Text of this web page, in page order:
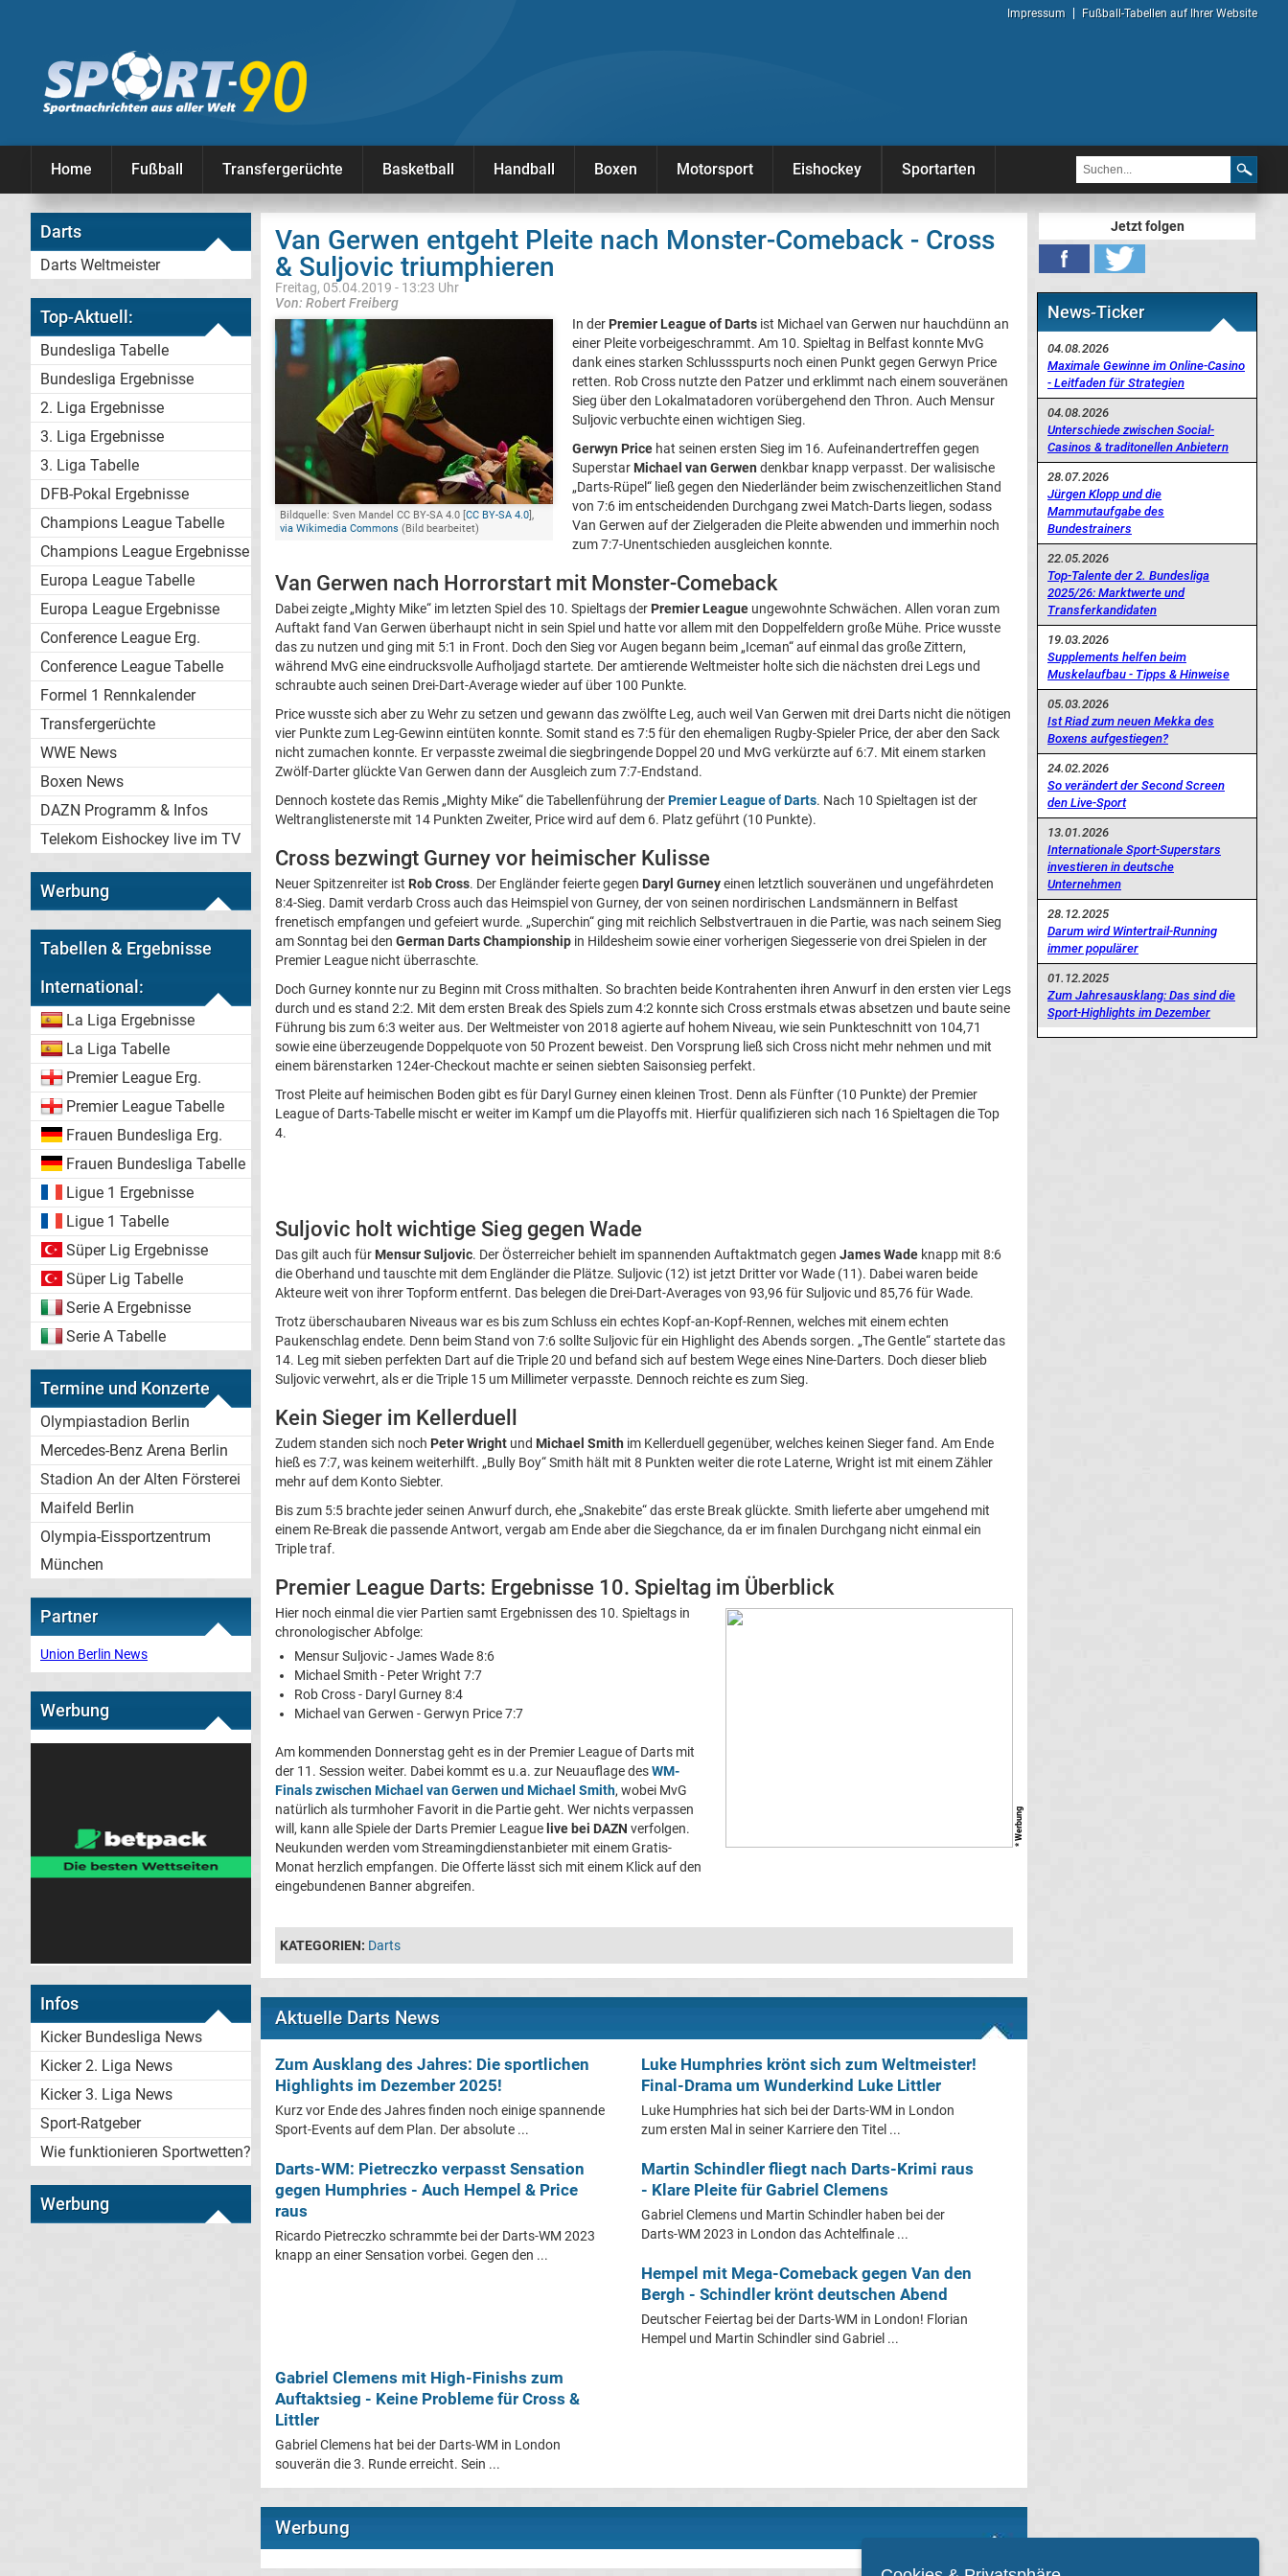
Impressum Fußball-Tabellen auf Ihrer Website
Home Fußball Transfergerüchte Basketball Handball Boxen Motorsport Eishockey Sportarten
Darts
Darts Weltmeister
Top-Aktuell:
Bundesliga Tabelle
Bundesliga Ergebnisse
2. Liga Ergebnisse
3. Liga Ergebnisse
3. Liga Tabelle
DFB-Pokal Ergebnisse
Champions League Tabelle
Champions League Ergebnisse
Europa League Tabelle
Europa League Ergebnisse
Conference League Erg.
Conference League Tabelle
Formel 1 Rennkalender
Transfergerüchte
WWE News
Boxen News
DAZN Programm & Infos
Telekom Eishockey live im TV
Werbung
Tabellen & Ergebnisse
International:
La Liga Ergebnisse
La Liga Tabelle
Premier League Erg.
Premier League Tabelle
Frauen Bundesliga Erg.
Frauen Bundesliga Tabelle
Ligue 1 Ergebnisse
Ligue 1 Tabelle
Süper Lig Ergebnisse
Süper Lig Tabelle
Serie A Ergebnisse
Serie A Tabelle
Termine und Konzerte
Olympiastadion Berlin
Mercedes-Benz Arena Berlin
Stadion An der Alten Försterei
Maifeld Berlin
Olympia-Eissportzentrum
München
Partner
Union Berlin News
Werbung
Infos
Kicker Bundesliga News
Kicker 2. Liga News
Kicker 3. Liga News
Sport-Ratgeber
Wie funktionieren Sportwetten?
Werbung
Van Gerwen entgeht Pleite nach Monster-Comeback - Cross
& Suljovic triumphieren
Freitag, 05.04.2019 - 13:23 Uhr
Von: Robert Freiberg
Bildquelle: Sven Mandel CC BY-SA 4.0 [CC BY-SA 4.0],
via Wikimedia Commons (Bild bearbeitet)
In der Premier League of Darts ist Michael van Gerwen nur hauchdünn an
einer Pleite vorbeigeschrammt. Am 10. Spieltag in Belfast konnte MvG
dank eines starken Schlussspurts noch einen Punkt gegen Gerwyn Price
retten. Rob Cross nutzte den Patzer und erklimmt nach einem souveränen
Sieg über den Lokalmatadoren vorübergehend den Thron. Auch Mensur
Suljovic verbuchte einen wichtigen Sieg.
Gerwyn Price hat seinen ersten Sieg im 16. Aufeinandertreffen gegen
Superstar Michael van Gerwen denkbar knapp verpasst. Der walisische
„Darts-Rüpel“ ließ gegen den Niederländer beim zwischenzeitlichen Stand
von 7:6 im entscheidenden Durchgang zwei Match-Darts liegen, sodass
Van Gerwen auf der Zielgeraden die Pleite abwenden und immerhin noch
zum 7:7-Unentschieden ausgleichen konnte.
Van Gerwen nach Horrorstart mit Monster-Comeback
Dabei zeigte „Mighty Mike“ im letzten Spiel des 10. Spieltags der Premier League ungewohnte Schwächen. Allen voran zum
Auftakt fand Van Gerwen überhaupt nicht in sein Spiel und hatte vor allem mit den Doppelfeldern große Mühe. Price wusste
das zu nutzen und ging mit 5:1 in Front. Doch den Sieg vor Augen begann beim „Iceman“ auf einmal das große Zittern,
während MvG eine eindrucksvolle Aufholjagd startete. Der amtierende Weltmeister holte sich die nächsten drei Legs und
schraubte auch seinen Drei-Dart-Average wieder auf über 100 Punkte.
Price wusste sich aber zu Wehr zu setzen und gewann das zwölfte Leg, auch weil Van Gerwen mit drei Darts nicht die nötigen
vier Punkte zum Leg-Gewinn eintüten konnte. Somit stand es 7:5 für den ehemaligen Rugby-Spieler Price, der aber den Sack
nicht zumachen konnte. Er verpasste zweimal die siegbringende Doppel 20 und MvG verkürzte auf 6:7. Mit einem starken
Zwölf-Darter glückte Van Gerwen dann der Ausgleich zum 7:7-Endstand.
Dennoch kostete das Remis „Mighty Mike“ die Tabellenführung derPremier League of Darts. Nach 10 Spieltagen ist der
Weltranglistenerste mit 14 Punkten Zweiter, Price wird auf dem 6. Platz geführt (10 Punkte).
Cross bezwingt Gurney vor heimischer Kulisse
Neuer Spitzenreiter ist Rob Cross. Der Engländer feierte gegen Daryl Gurneyeinen letztlich souveränen und ungefährdeten
8:4-Sieg. Damit verdarb Cross auch das Heimspiel von Gurney, der von seinen nordirischen Landsmännern in Belfast
frenetisch empfangen und gefeiert wurde. „Superchin“ ging mit reichlich Selbstvertrauen in die Partie, was nach seinem Sieg
am Sonntag bei den German Darts Championship in Hildesheim sowie einer vorherigen Siegesserie von drei Spielen in der
Premier League nicht überraschte.
Doch Gurney konnte nur zu Beginn mit Cross mithalten. So brachten beide Kontrahenten ihren Anwurf in den ersten vier Legs
durch und es stand 2:2. Mit dem ersten Break des Spiels zum 4:2 konnte sich Cross erstmals etwas absetzen und baute seine
Führung bis zum 6:3 weiter aus. Der Weltmeister von 2018 agierte auf hohem Niveau, wie sein Punkteschnitt von 104,71
sowie eine überzeugende Doppelquote von 50 Prozent beweist. Den Vorsprung ließ sich Cross nicht mehr nehmen und mit
einem bärenstarken 124er-Checkout machte er seinen siebten Saisonsieg perfekt.
Trost Pleite auf heimischen Boden gibt es für Daryl Gurney einen kleinen Trost. Denn als Fünfter (10 Punkte) der Premier
League of Darts-Tabelle mischt er weiter im Kampf um die Playoffs mit. Hierfür qualifizieren sich nach 16 Spieltagen die Top
4.
Suljovic holt wichtige Sieg gegen Wade
Das gilt auch für Mensur Suljovic. Der Österreicher behielt im spannenden Auftaktmatch gegen James Wade knapp mit 8:6
die Oberhand und tauschte mit dem Engländer die Plätze. Suljovic (12) ist jetzt Dritter vor Wade (11). Dabei waren beide
Akteure weit von ihrer Topform entfernt. Das belegen die Drei-Dart-Averages von 93,96 für Suljovic und 85,76 für Wade.
Trotz überschaubaren Niveaus war es bis zum Schluss ein echtes Kopf-an-Kopf-Rennen, welches mit einem echten
Paukenschlag endete. Denn beim Stand von 7:6 sollte Suljovic für ein Highlight des Abends sorgen. „The Gentle“ startete das
14. Leg mit sieben perfekten Dart auf die Triple 20 und befand sich auf bestem Wege eines Nine-Darters. Doch dieser blieb
Suljovic verwehrt, als er die Triple 15 um Millimeter verpasste. Dennoch reichte es zum Sieg.
Kein Sieger im Kellerduell
Zudem standen sich noch Peter Wright und Michael Smith im Kellerduell gegenüber, welches keinen Sieger fand. Am Ende
hieß es 7:7, was keinem weiterhilft. „Bully Boy“ Smith hält mit 8 Punkten weiter die rote Laterne, Wright ist mit einem Zähler
mehr auf dem Konto Siebter.
Bis zum 5:5 brachte jeder seinen Anwurf durch, ehe „Snakebite“ das erste Break glückte. Smith lieferte aber umgehend mit
einem Re-Break die passende Antwort, vergab am Ende aber die Siegchance, da er im finalen Durchgang nicht einmal ein
Triple traf.
Premier League Darts: Ergebnisse 10. Spieltag im Überblick
* Werbung
Hier noch einmal die vier Partien samt Ergebnissen des 10. Spieltags in
chronologischer Abfolge:
Mensur Suljovic - James Wade 8:6
Michael Smith - Peter Wright 7:7
Rob Cross - Daryl Gurney 8:4
Michael van Gerwen - Gerwyn Price 7:7
Am kommenden Donnerstag geht es in der Premier League of Darts mit
der 11. Session weiter. Dabei kommt es u.a. zur Neuauflage desWM-
Finals zwischen Michael van Gerwen und Michael Smith, wobei MvG
natürlich als turmhoher Favorit in die Partie geht. Wer nichts verpassen
will, kann alle Spiele der Darts Premier League live bei DAZN verfolgen.
Neukunden werden vom Streamingdienstanbieter mit einem Gratis-
Monat herzlich empfangen. Die Offerte lässt sich mit einem Klick auf den
eingebundenen Banner abgreifen.
KATEGORIEN: Darts
Aktuelle Darts News
Zum Ausklang des Jahres: Die sportlichen
Highlights im Dezember 2025!
Kurz vor Ende des Jahres finden noch einige spannende
Sport-Events auf dem Plan. Der absolute ...
Luke Humphries krönt sich zum Weltmeister!
Final-Drama um Wunderkind Luke Littler
Luke Humphries hat sich bei der Darts-WM in London
zum ersten Mal in seiner Karriere den Titel ...
Darts-WM: Pietreczko verpasst Sensation
gegen Humphries - Auch Hempel & Price
raus
Ricardo Pietreczko schrammte bei der Darts-WM 2023
knapp an einer Sensation vorbei. Gegen den ...
Martin Schindler fliegt nach Darts-Krimi raus
- Klare Pleite für Gabriel Clemens
Gabriel Clemens und Martin Schindler haben bei der
Darts-WM 2023 in London das Achtelfinale ...
Hempel mit Mega-Comeback gegen Van den
Bergh - Schindler krönt deutschen Abend
Deutscher Feiertag bei der Darts-WM in London! Florian
Hempel und Martin Schindler sind Gabriel ...
Gabriel Clemens mit High-Finishs zum
Auftaktsieg - Keine Probleme für Cross &
Littler
Gabriel Clemens hat bei der Darts-WM in London
souverän die 3. Runde erreicht. Sein ...
Werbung
Jetzt folgen
News-Ticker
04.08.2026
Maximale Gewinne im Online-Casino
- Leitfaden für Strategien
04.08.2026
Unterschiede zwischen Social-
Casinos & traditonellen Anbietern
28.07.2026
Jürgen Klopp und die
Mammutaufgabe des
Bundestrainers
22.05.2026
Top-Talente der 2. Bundesliga
2025/26: Marktwerte und
Transferkandidaten
19.03.2026
Supplements helfen beim
Muskelaufbau - Tipps & Hinweise
05.03.2026
Ist Riad zum neuen Mekka des
Boxens aufgestiegen?
24.02.2026
So verändert der Second Screen
den Live-Sport
13.01.2026
Internationale Sport-Superstars
investieren in deutsche
Unternehmen
28.12.2025
Darum wird Wintertrail-Running
immer populärer
01.12.2025
Zum Jahresausklang: Das sind die
Sport-Highlights im Dezember